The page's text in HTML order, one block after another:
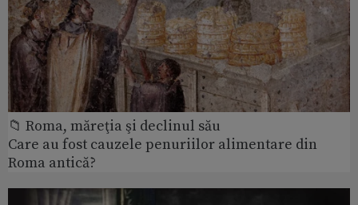
📁 Roma, măreţia şi declinul său
Care au fost cauzele penuriilor alimentare din
Roma antică?